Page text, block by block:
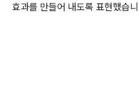
효과를 만들어 내도록 표현했습